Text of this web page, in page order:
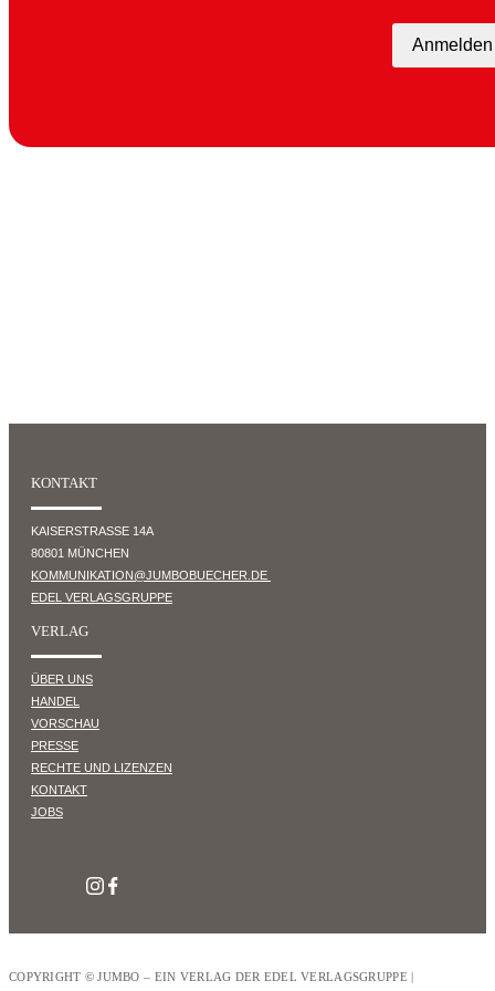
Anmelden
KONTAKT
KAISERSTRASSE 14A
80801 MÜNCHEN
KOMMUNIKATION@JUMBOBUECHER.DE
EDEL VERLAGSGRUPPE
VERLAG
ÜBER UNS
HANDEL
VORSCHAU
PRESSE
RECHTE UND LIZENZEN
KONTAKT
JOBS
COPYRIGHT © JUMBO – EIN VERLAG DER EDEL VERLAGSGRUPPE |